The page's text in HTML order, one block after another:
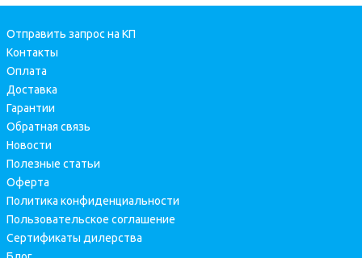
Отправить запрос на КП
Контакты
Оплата
Доставка
Гарантии
Обратная связь
Новости
Полезные статьи
Оферта
Политика конфиденциальности
Пользовательское соглашение
Сертификаты дилерства